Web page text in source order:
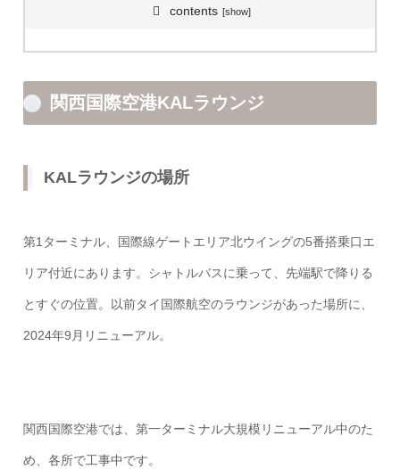
contents
関西国際空港KALラウンジ
KALラウンジの場所
第1ターミナル、国際線ゲートエリア北ウイングの5番搭乗口エ
リア付近にあります。シャトルバスに乗って、先端駅で降りる
とすぐの位置。以前タイ国際航空のラウンジがあった場所に、
2024年9月リニューアル。
関西国際空港では、第一ターミナル大規模リニューアル中のた
め、各所で工事中です。